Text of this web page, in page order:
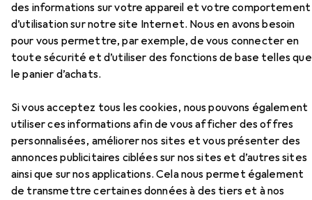
des informations sur votre appareil et votre comportement
d’utilisation sur notre site Internet. Nous en avons besoin
pour vous permettre, par exemple, de vous connecter en
toute sécurité et d’utiliser des fonctions de base telles que
le panier d’achats.
Si vous acceptez tous les cookies, nous pouvons également
utiliser ces informations afin de vous afficher des offres
personnalisées, améliorer nos sites et vous présenter des
annonces publicitaires ciblées sur nos sites et d’autres sites
ainsi que sur nos applications. Cela nous permet également
de transmettre certaines données à des tiers et à nos
Accessoires pour Omnitronic
MP-180
produit Omnitronic MP-180 de la catégorie Câble
d'enceinte.
Pertinence
Liste des produits